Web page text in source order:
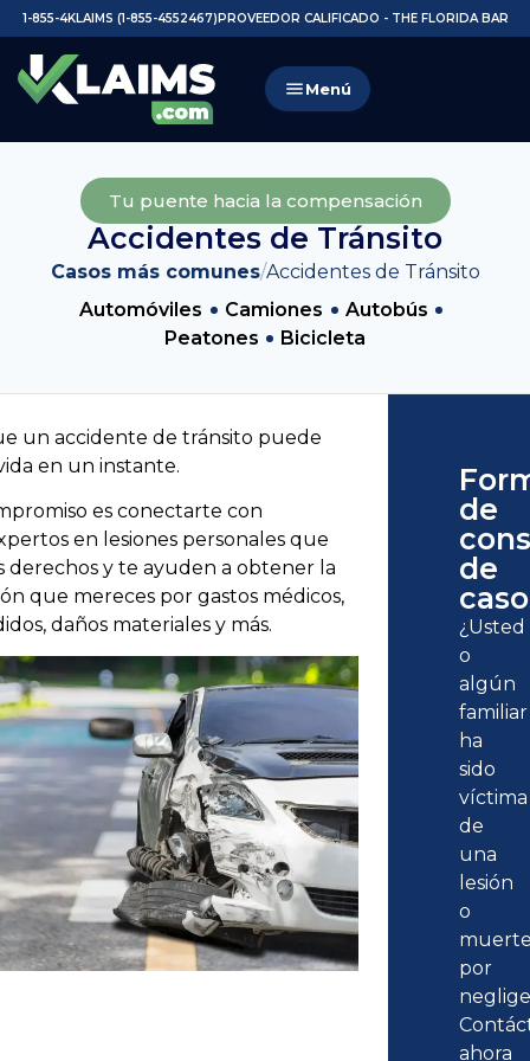
1-855-4KLAIMS (1-855-4552467)PROVEEDOR CALIFICADO - THE FLORIDA BAR
Menú
Tu puente hacia la compensación
Accidentes de Tránsito
Casos más comunes/Accidentes de Tránsito
Automóviles
Camiones
Autobús
Peatones
Bicicleta
de
de
¿Usted
o
algún
familiar
ha
sido
víctima
de
una
lesión
o
por
ahora
un accidente de tránsito puede
en un instante.
es conectarte con
en lesiones personales que
derechos y te ayuden a obtener la
que mereces por gastos médicos,
daños materiales y más.